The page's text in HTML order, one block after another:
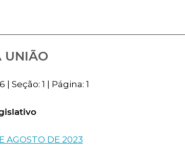
UNIÃO
Seção: 1 | Página: 1
AGOSTO DE 2023